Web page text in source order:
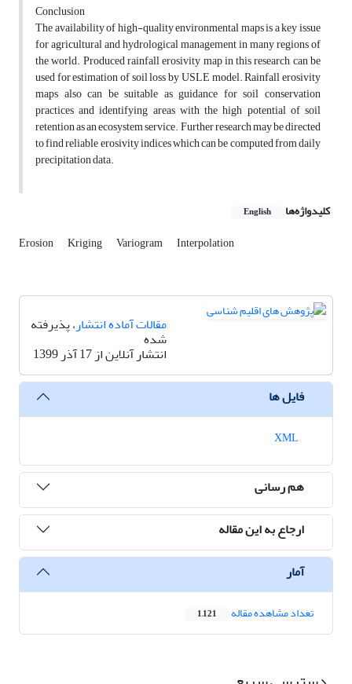
Conclusion
The availability of high-quality environmental maps is a key issue
for agricultural and hydrological management in many regions of
the world. Produced rainfall erosivity map in this research can be
used for estimation of soil loss by USLE model. Rainfall erosivity
maps also can be suitable as guidance for soil conservation
practices and identifying areas with the high potential of soil
retention as an ecosystem service. Further research may be directed
to find reliable erosivity indices which can be computed from daily
precipitation data.
کلیدواژه‌ها English
Erosion Kriging Variogram Interpolation
مقالات آماده انتشار، پذیرفته
شده
انتشار آنلاین از 17 آذر 1399
فایل ها
هم رسانی
ارجاع به این مقاله
آمار
تعداد مشاهده مقاله 1,121